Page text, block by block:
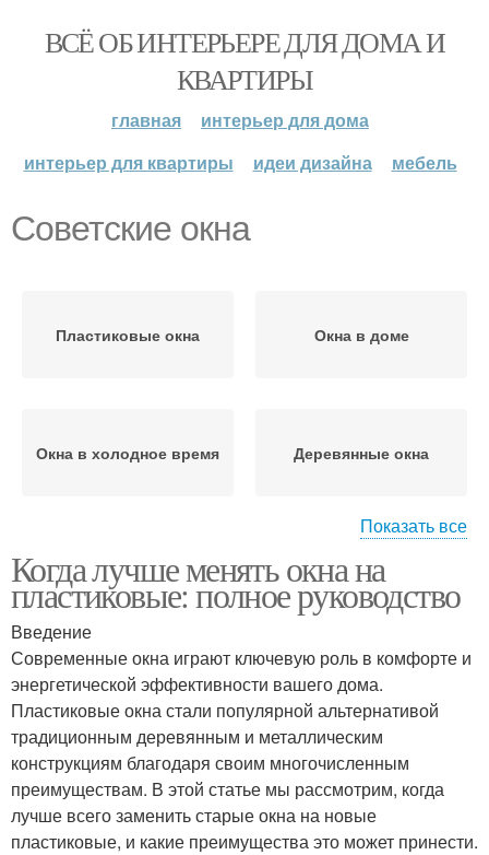
ВСЁ ОБ ИНТЕРЬЕРЕ ДЛЯ ДОМА И
КВАРТИРЫ
главная
интерьер для дома
интерьер для квартиры
идеи дизайна мебель
Советские окна
Пластиковые окна Окна в доме
Окна в холодное время Деревянные окна
состоянии
изменением
Окна на глухие Новые окна
Окна в новостройках Окна в подъезде
Показать все
Когда лучше менять окна на
пластиковые: полное руководство
Введение
Современные окна играют ключевую роль в комфорте и
энергетической эффективности вашего дома.
Пластиковые окна стали популярной альтернативой
традиционным деревянным и металлическим
конструкциям благодаря своим многочисленным
преимуществам. В этой статье мы рассмотрим, когда
лучше всего заменить старые окна на новые
пластиковые, и какие преимущества это может принести.